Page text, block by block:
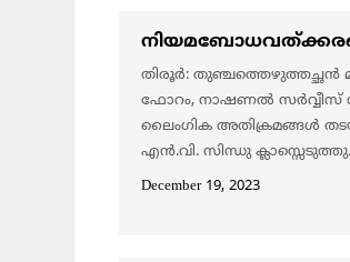
നിയമബോധവത്ക്കരണ
തിരൂർ: തുഞ്ചത്തെഴുത്തച്ഛൻ
ഫോറം, നാഷണൽ സർവ്വീസ്
ലൈംഗിക അതിക്രമങ്ങൾ
എൻ.വി. സിന്ധു
December 19, 2023